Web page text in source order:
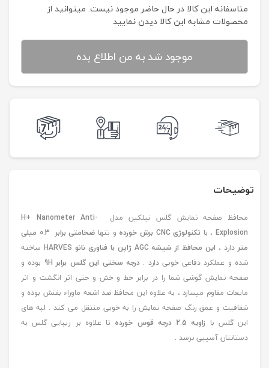
متاسفانه این کالا در حال حاضر موجود نیست. می‍توانید از
محصولات مشابه این کالا دیدن نمایید
موجود شد به من اطلاع بده
توضیحات
محافظ صفحه نمایش گلس نیلکین مدل
H+ Nanometer Anti-
Explosion، با تکنولوژی CNC برش خورده و تنها
ضخامتی برابر 0.3 میلی
متردارد ، این محافظ از شیشه AGC ژاپن با فناوری نانو HARVES
ساخته
شده و عملکرد دفاعی خوبی دارد . درجه سختی این گلس برابر 9H
بوده و
صفحه نمایش گوشی شما را در برابر خط و خش و حتی اثر انگشت و اثر
مایعات مقاوم میسازد ، به علاوه این محافظ ضد اشعه ماوراء بفنش بوده و
شفافیت و عمق رنگ صفحه نمایش را به خوبی منتقل می کند . لبه های
این گلس با زاویه 2.5 درجه قوس خورده
تا علاوه بر زیبایی گلس به
دستانتان آسیبی نرسد .